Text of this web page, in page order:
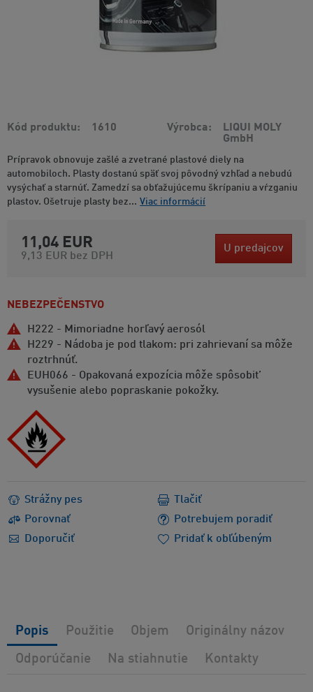
Kód produktu 1610 Výrobca
LIQUI MOLY
GmbH
Prípravok obnovuje zašlé a zvetrané plastové diely na
automobiloch. Plasty dostanú späť svoj pôvodný vzhľad a nebudú
vysýchať a starnúť. Zamedzí sa obťažujúcemu škrípaniu a vŕzganiu
plastov. Ošetruje plasty bez... Viac informácií
11,04 EUR
9,13 EUR bez DPH
U predajcov
H222 - Mimoriadne horľavý aerosól
H229 - Nádoba je pod tlakom: pri zahrievaní sa môže
roztrhnúť.
EUH066 - Opakovaná expozícia môže spôsobit’
vysušenie alebo popraskanie pokožky.
NEBEZPEČENSTVO
Strážny pes
Porovnať
Potrebujem poradiť
Doporučiť
Tlačiť
Pridať k obľúbeným
Popis Použitie Objem Originálny názov
Odporúčanie Na stiahnutie Kontakty